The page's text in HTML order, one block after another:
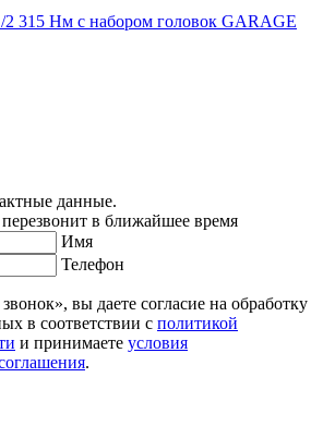
2 315 Нм с набором головок GARAGE
данные.
в ближайшее время
Имя
Телефон
вы даете согласие на обработку
в соответствии с политикой
и принимаете условия
.